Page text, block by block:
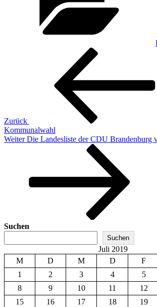
Beitragsnavigation
Zurück
Kommunalwahl
Nächster
Weiter Die Landesliste der CDU Brandenburg
Suchen
Suchen
Juli 2019
M
D M D F
1
2 3 4 5
8
9 10 11 12
15
16 17 18 19